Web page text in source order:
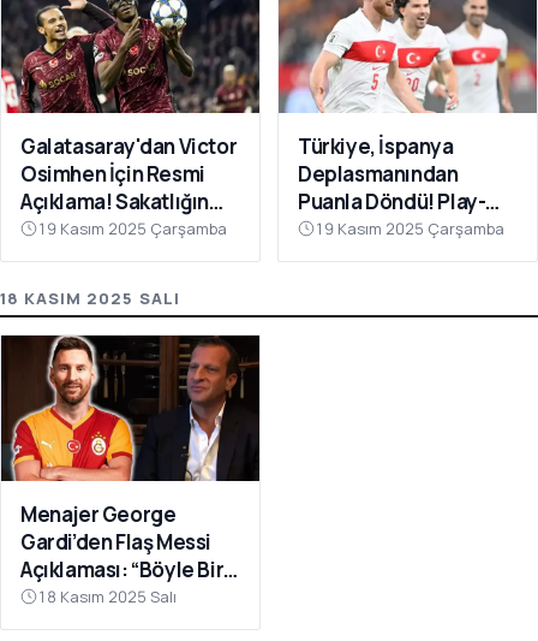
Galatasaray'dan Victor
Osimhen İçin Resmi
Açıklama! Sakatlığın
Son Durumu Belli Oldu
19 Kasım 2025 Çarşamba
Türkiye, İspanya
Deplasmanından
Puanla Döndü! Play-
Off Öncesi Moral: 2-2
19 Kasım 2025 Çarşamba
18 KASIM 2025 SALI
Menajer George
Gardi’den Flaş Messi
Açıklaması: “Böyle Bir
Fırsat Olursa,
Galatasaray İçin
18 Kasım 2025 Salı